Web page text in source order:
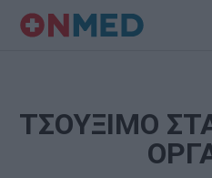
ΤΣΟΥΞΙΜΟ